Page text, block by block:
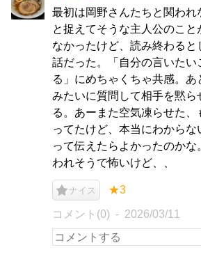
最初は岡野さんたちと関われ
と捉えてそうな主人公のこと
なかったけど、読み終わると
話だった。「自分の言いたい
る」にめちゃくちゃ共感。
みたいに質問して相手を黙ら
る。あーまた空気凍らせた
ってたけど、本当にわから
って伝えたらよかったのか
われそうで怖いけど、、
ナイス ★3
コメント(0) 2026/03/11